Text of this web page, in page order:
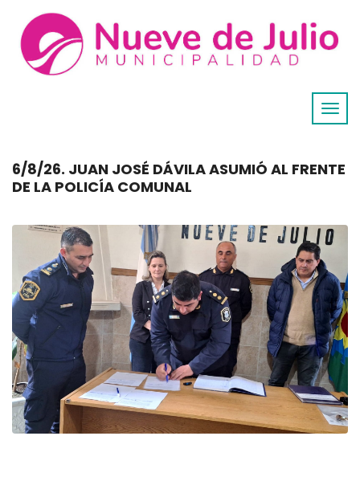
6/8/26. JUAN JOSÉ DÁVILA ASUMIÓ AL FRENTE
DE LA POLICÍA COMUNAL